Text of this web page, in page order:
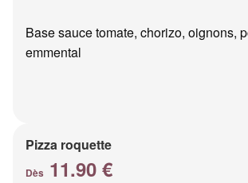
Base sauce tomate, chorizo, oignons,
emmental
Pizza roquette
Dès 11.90 €